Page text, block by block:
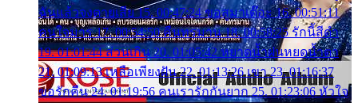
ฉันแล้วจงตายเสีย 15. 00:47:24 ขอสูมาเต๊อะ 16. 00:51:11
คนใจมาร 17. 00:54:50 คืนทรมาน 18. 00:58:25 รักนี้สีดำ
19. 01:01:44 ส่วนเกิน 20. 01:05:42 หยาดน้ำฝนหยดน้ำตา
21. 01:09:13 เหลือเพียงฝัน 22. 01:13:26 เขา 23. 01:16:37
ขอรักคืน 24. 01:19:56 คนเรารักกันยาก 25. 01:23:06 หัวใจ